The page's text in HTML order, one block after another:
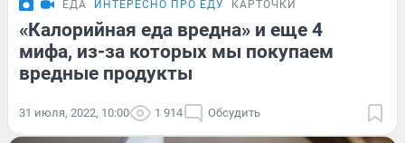
ЕДА ИНТЕРЕСНО ПРО ЕДУ КАРТОЧКИ
«Калорийная еда вредна» и еще 4
мифа, из-за которых мы покупаем
вредные продукты
31 июля, 2022, 10:00 1 914 Обсудить